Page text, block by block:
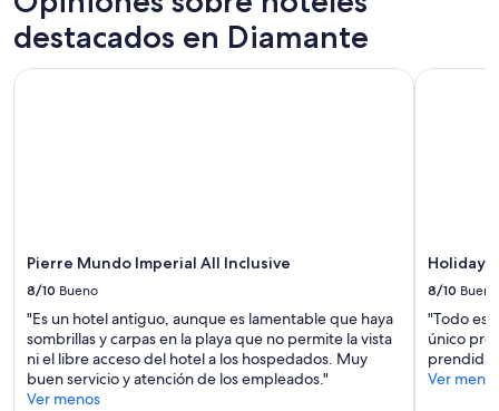
a
”
noche
para
adultos.
cambios.
Aplican
términos
adicionales.
destacados en Diamante
Pierre Mundo Imperial All Inclusive
8/10 Bueno
"Es un hotel antiguo, aunque es lamentable que haya
sombrillas y carpas en la playa que no permite la vista
ni el libre acceso del hotel a los hospedados. Muy
buen servicio y atención de los empleados."
Ver menos
Pierre Mundo Imperial All Inclusive
Holiday
8/10 Bueno
"Todo
único
prendida
Ver
Holiday